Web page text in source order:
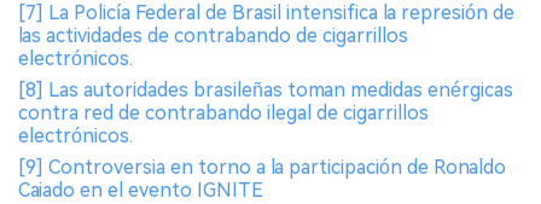
[7] La Policía Federal de Brasil intensifica la represión de
las actividades de contrabando de cigarrillos
electrónicos.
[8] Las autoridades brasileñas toman medidas enérgicas
contra red de contrabando ilegal de cigarrillos
electrónicos.
[9] Controversia en torno a la participación de Ronaldo
Caiado en el evento IGNITE